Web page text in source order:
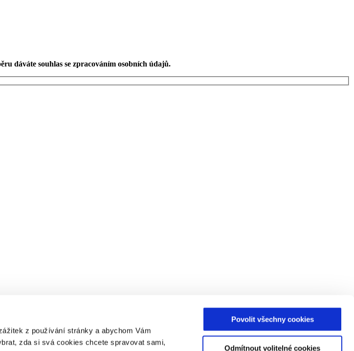
z používání stránky a abychom Vám
zda si svá cookies chcete spravovat sami,
Povolit všechny cookies
Odmítnout volitelné cookies
dáváte souhlas se zpracováním osobních údajů.